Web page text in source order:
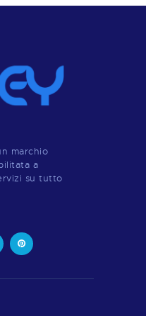
marchio
a
su tutto